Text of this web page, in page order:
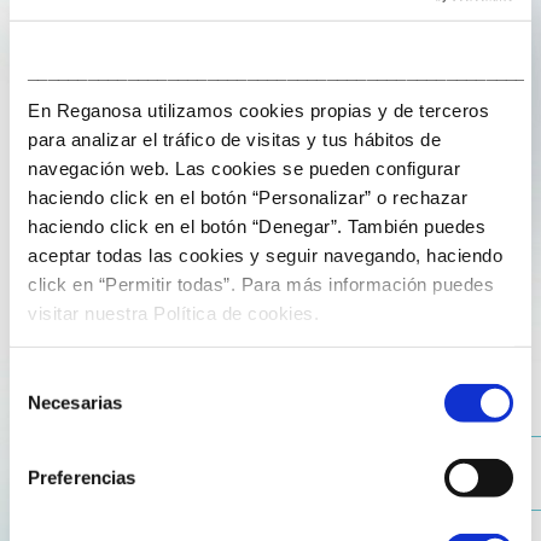
En Reganosa utilizamos cookies propias y de terceros
para analizar el tráfico de visitas y tus hábitos de
navegación web. Las cookies se pueden configurar
haciendo click en el botón “Personalizar” o rechazar
haciendo click en el botón “Denegar”. También puedes
aceptar todas las cookies y seguir navegando, haciendo
click en “Permitir todas”. Para más información puedes
visitar nuestra Política de cookies.
Necesarias
Preferencias
18 de February de 2026
The ENÉRGICA hub defines its 2026
roadmap in Berlin
meeting held at the Spanish Embassy in Berlin, bringing
together energy hub companies to discuss sector